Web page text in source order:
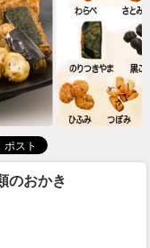
のおかき